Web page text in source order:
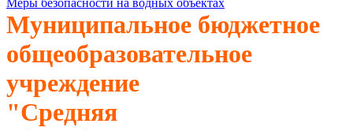
Меры безопасности на водных объектах
Муниципальное бюджетное
общеобразовательное
учреждение
"Средняя